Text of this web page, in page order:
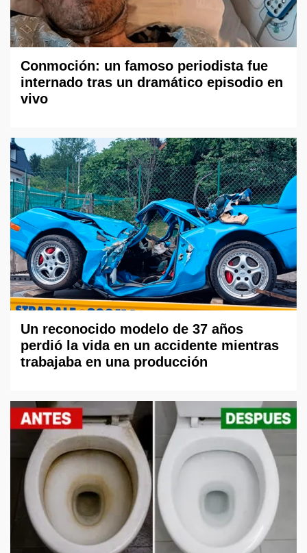
Conmoción: un famoso periodista fue
internado tras un dramático episodio en
vivo
Un reconocido modelo de 37 años
perdió la vida en un accidente mientras
trabajaba en una producción